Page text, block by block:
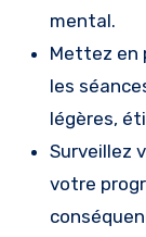
mental.
Mettez en
les
légères,
Surveillez
votre